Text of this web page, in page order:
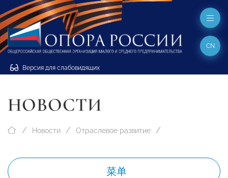
Версия для слабовидящих
CN
НОВОСТИ
Новости Отраслевое развитие
菜单